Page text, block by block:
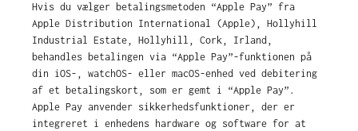
Hvis du vælger betalingsmetoden “Apple Pay” fra
Apple Distribution International (Apple), Hollyhill
Industrial Estate, Hollyhill, Cork, Irland,
behandles betalingen via “Apple Pay”-funktionen på
din iOS-, watchOS- eller macOS-enhed ved debitering
af et betalingskort, som er gemt i “Apple Pay”.
Apple Pay anvender sikkerhedsfunktioner, der er
integreret i enhedens hardware og software for at